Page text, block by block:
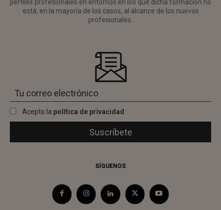
perfiles profesionales en entornos en los que dicha formación no
está, en la mayoría de los casos, al alcance de los nuevos
profesionales.
Acepto la política de privacidad
SÍGUENOS